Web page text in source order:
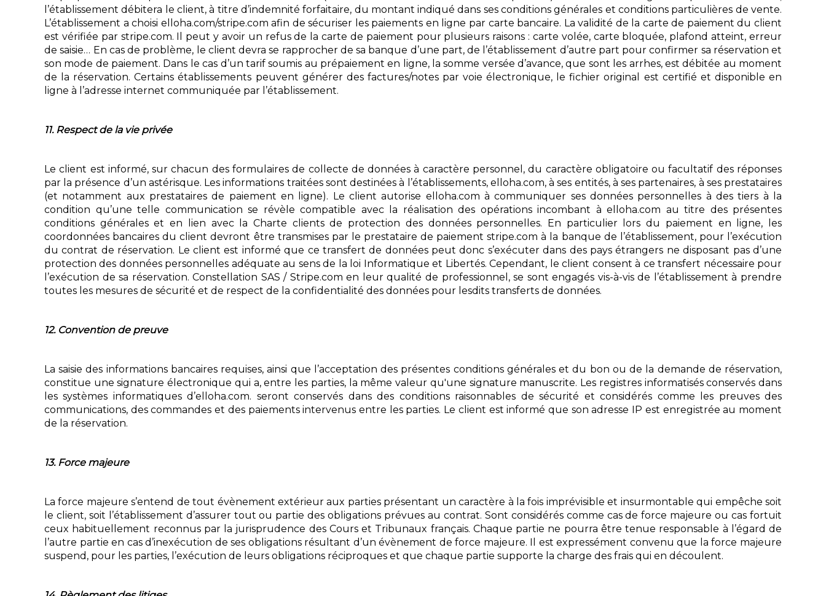
l’établissement débitera le client, à titre d’indemnité forfaitaire, du montant indiqué dans ses conditions générales et conditions particulières de vente.
L’établissement a choisi elloha.com/stripe.com afin de sécuriser les paiements en ligne par carte bancaire. La validité de la carte de paiement du client
est vérifiée par stripe.com. Il peut y avoir un refus de la carte de paiement pour plusieurs raisons : carte volée, carte bloquée, plafond atteint, erreur
de saisie… En cas de problème, le client devra se rapprocher de sa banque d’une part, de l’établissement d’autre part pour confirmer sa réservation et
son mode de paiement. Dans le cas d’un tarif soumis au prépaiement en ligne, la somme versée d’avance, que sont les arrhes, est débitée au moment
de la réservation. Certains établissements peuvent générer des factures/notes par voie électronique, le fichier original est certifié et disponible en
ligne à l’adresse internet communiquée par l’établissement.
11. Respect de la vie privée
Le client est informé, sur chacun des formulaires de collecte de données à caractère personnel, du caractère obligatoire ou facultatif des réponses
par la présence d’un astérisque. Les informations traitées sont destinées à l’établissements, elloha.com, à ses entités, à ses partenaires, à ses prestataires
(et notamment aux prestataires de paiement en ligne). Le client autorise elloha.com à communiquer ses données personnelles à des tiers à la
condition qu’une telle communication se révèle compatible avec la réalisation des opérations incombant à elloha.com au titre des présentes
conditions générales et en lien avec la Charte clients de protection des données personnelles. En particulier lors du paiement en ligne, les
coordonnées bancaires du client devront être transmises par le prestataire de paiement stripe.com à la banque de l’établissement, pour l’exécution
du contrat de réservation. Le client est informé que ce transfert de données peut donc s’exécuter dans des pays étrangers ne disposant pas d’une
protection des données personnelles adéquate au sens de la loi Informatique et Libertés. Cependant, le client consent à ce transfert nécessaire pour
l’exécution de sa réservation. Constellation SAS / Stripe.com en leur qualité de professionnel, se sont engagés vis-à-vis de l’établissement à prendre
toutes les mesures de sécurité et de respect de la confidentialité des données pour lesdits transferts de données.
12. Convention de preuve
La saisie des informations bancaires requises, ainsi que l’acceptation des présentes conditions générales et du bon ou de la demande de réservation,
constitue une signature électronique qui a, entre les parties, la même valeur qu'une signature manuscrite. Les registres informatisés conservés dans
les systèmes informatiques d’elloha.com. seront conservés dans des conditions raisonnables de sécurité et considérés comme les preuves des
communications, des commandes et des paiements intervenus entre les parties. Le client est informé que son adresse IP est enregistrée au moment
de la réservation.
13. Force majeure
La force majeure s’entend de tout évènement extérieur aux parties présentant un caractère à la fois imprévisible et insurmontable qui empêche soit
le client, soit l’établissement d’assurer tout ou partie des obligations prévues au contrat. Sont considérés comme cas de force majeure ou cas fortuit
ceux habituellement reconnus par la jurisprudence des Cours et Tribunaux français. Chaque partie ne pourra être tenue responsable à l’égard de
l’autre partie en cas d’inexécution de ses obligations résultant d’un évènement de force majeure. Il est expressément convenu que la force majeure
suspend, pour les parties, l’exécution de leurs obligations réciproques et que chaque partie supporte la charge des frais qui en découlent.